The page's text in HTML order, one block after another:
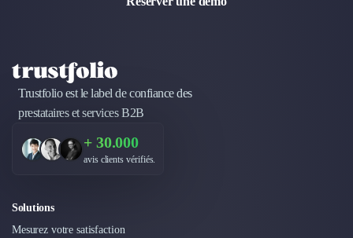
Trustfolio est le label de confiance des
prestataires et services B2B
+ 30.000
avis clients vérifiés.
Solutions
Mesurez votre satisfaction